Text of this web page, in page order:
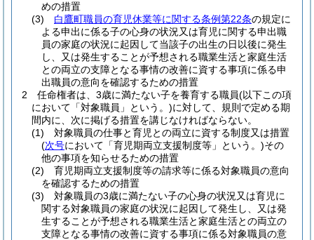
めの措置
(3)
白鷹町職員の育児休業等に関する条例第22条の規定に
よる申出に係る子の心身の状況又は育児に関する申出職
員の家庭の状況に起因して当該子の出生の日以後に発生
し、又は発生することが予想される職業生活と家庭生活
との両立の支障となる事情の改善に資する事項に係る申
出職員の意向を確認するための措置
2
任命権者は、3歳に満たない子を養育する職員(以下この項
において「対象職員」という。)に対して、規則で定める期
間内に、次に掲げる措置を講じなければならない。
(1)
対象職員の仕事と育児との両立に資する制度又は措置
(次号において「育児期両立支援制度等」という。)その
他の事項を知らせるための措置
(2)
育児期両立支援制度等の請求等に係る対象職員の意向
を確認するための措置
(3)
対象職員の3歳に満たない子の心身の状況又は育児に
関する対象職員の家庭の状況に起因して発生し、又は発
生することが予想される職業生活と家庭生活との両立の
支障となる事情の改善に資する事項に係る対象職員の意